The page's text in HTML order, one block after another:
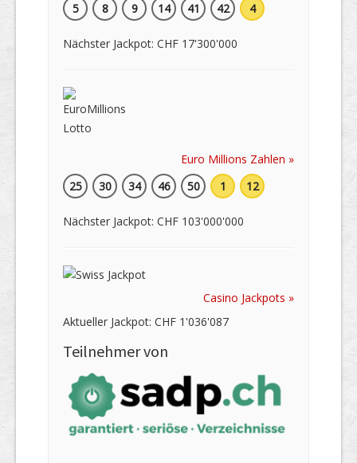
5
8 9 14 41 42 4
Nächster Jackpot: CHF 17'300'000
Euro Millions Zahlen »
25
30 34 46 50 1 12
Nächster Jackpot: CHF 103'000'000
Casino Jackpots »
Aktueller Jackpot: CHF 1'036'087
Teilnehmer von